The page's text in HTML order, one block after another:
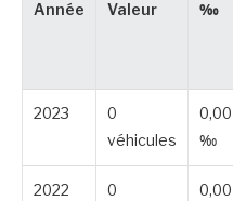
Année Valeur ‰
2023
0
véhicules
0,00
‰
2022
0
0,00